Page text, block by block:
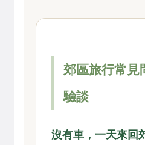
郊區旅行常見
驗談
沒有車，一天來回